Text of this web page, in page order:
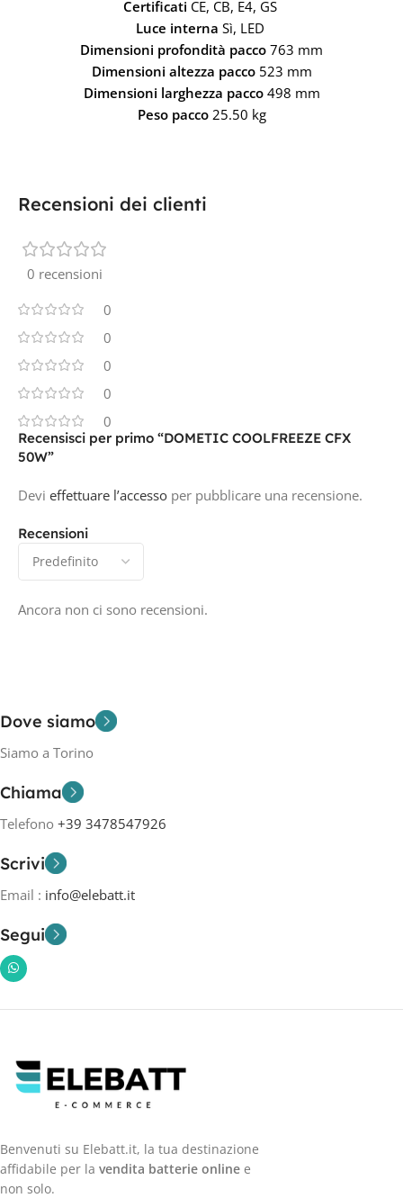
Certificati CE, CB, E4, GS
Luce interna Sì, LED
Dimensioni profondità pacco 763 mm
Dimensioni altezza pacco523 mm
Dimensioni larghezza pacco498 mm
Peso pacco25.50 kg
Recensioni dei clienti
0 recensioni
0
0
0
0
0
Recensioni
Ancora non ci sono recensioni.
Recensisci per primo “DOMETIC COOLFREEZE CFX
50W”
Devi effettuare l’accesso per pubblicare una recensione.
Dove siamo
Siamo a Torino
Chiama
Telefono +39 3478547926
Scrivi
Email : info@elebatt.it
Segui
Benvenuti su Elebatt.it, la tua destinazione
affidabile per la vendita batterie online e
non solo.